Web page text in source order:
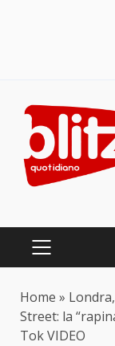
content
PRIMARY
Home »
Street: la
Tok VIDEO